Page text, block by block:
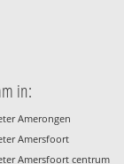
in:
Amerongen
Amersfoort
Amersfoort centrum